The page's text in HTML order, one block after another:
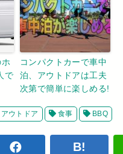
で
コンパクトカーで車中
泊、アウトドアは工夫
次第で簡単に楽しめる!
アウトドア 食事 BBQ